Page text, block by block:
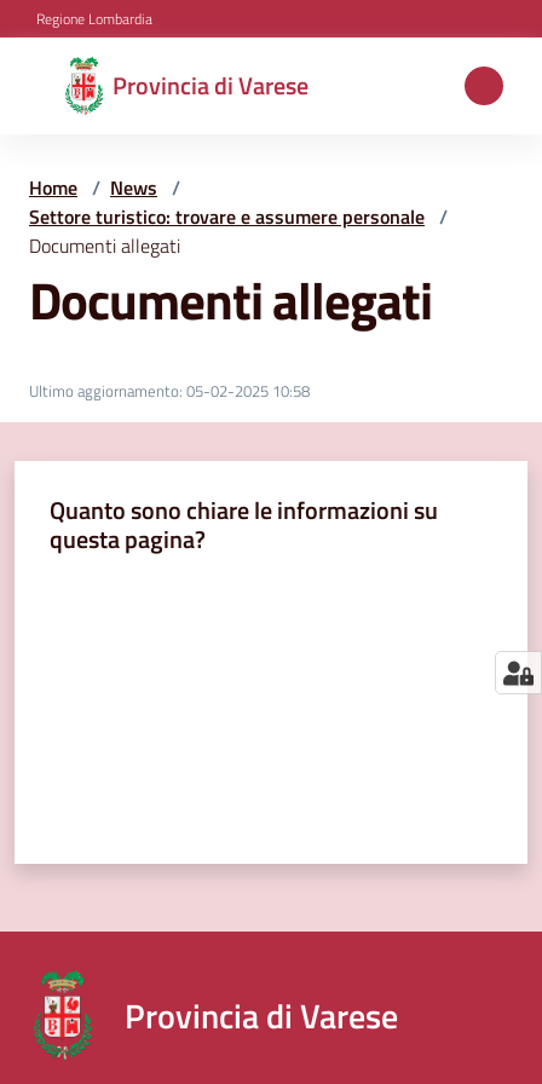
Vai al contenuto
Vai alla navigazione
Vai al footer
Regione Lombardia
Provincia di Varese
Provincia
di
Aree
tematiche
Amministrazione
segnalazioni
Home / News /
Settore turistico: trovare e assumere personale /
Documenti allegati
Documenti allegati
Ultimo aggiornamento: 05-02-2025 10:58
Quanto sono chiare le informazioni su
questa pagina?
Provincia di Varese